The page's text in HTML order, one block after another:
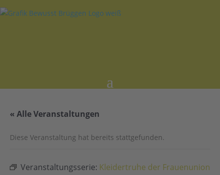
« Alle Veranstaltungen
Diese Veranstaltung hat bereits stattgefunden.
Veranstaltungsserie: Kleidertruhe der Frauenunion